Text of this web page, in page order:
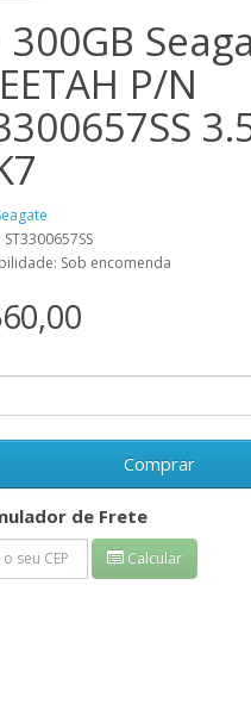
300GB
P/N
Sob encomenda
Comprar
de Frete
Calcular